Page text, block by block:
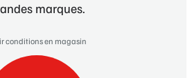
marques.
conditions en magasin